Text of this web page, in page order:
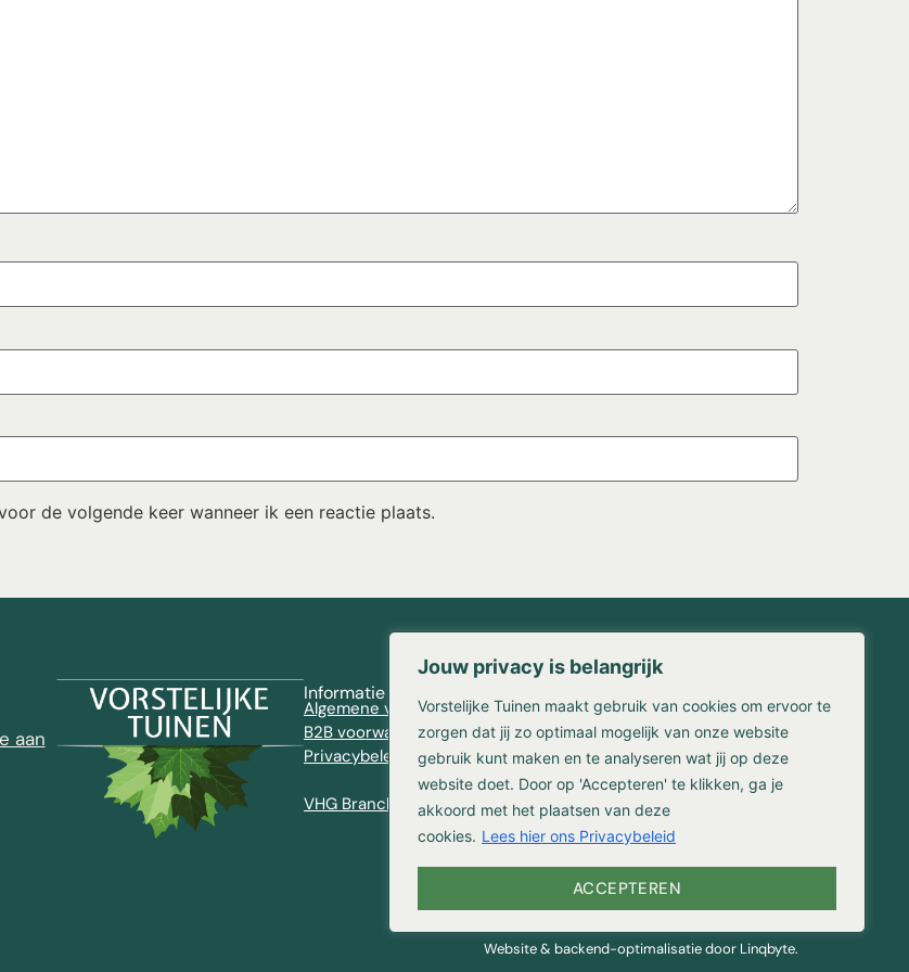
Jouw privacy is belangrijk
Vorstelijke Tuinen maakt gebruik van cookies om ervoor te
zorgen dat jij zo optimaal mogelijk van onze website
gebruik kunt maken en te analyseren wat jij op deze
website doet. Door op 'Accepteren' te klikken, ga je
akkoord met het plaatsen van deze
cookies. Lees hier ons Privacybeleid
ACCEPTEREN
de volgende keer wanneer ik een reactie plaats.
aan
Informatie
Algemene voorwaarden
B2B voorwaarden
Privacybeleid
VHG Branchevereniging
Franse Kampweg 36-38
1406 NW Bussum
(035) 524 3309
info@vorstelijketuinen.nl
Website & backend-optimalisatie door Linqbyte.